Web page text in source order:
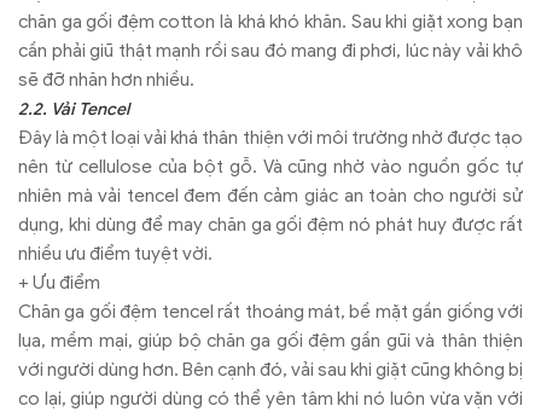
chăn ga gối đệm cotton là khá khó khăn. Sau khi giặt xong bạn
cần phải giũ thật mạnh rồi sau đó mang đi phơi, lúc này vải khô
sẽ đỡ nhăn hơn nhiều.
2.2. Vải Tencel
Đây là một loại vải khá thân thiện với môi trường nhờ được tạo
nên từ cellulose của bột gỗ. Và cũng nhờ vào nguồn gốc tự
nhiên mà vải tencel đem đến cảm giác an toàn cho người sử
dụng, khi dùng để may chăn ga gối đệm nó phát huy được rất
nhiều ưu điểm tuyệt vời.
+ Ưu điểm
Chăn ga gối đệm tencel rất thoáng mát, bề mặt gần giống với
lụa, mềm mại, giúp bộ chăn ga gối đệm gần gũi và thân thiện
với người dùng hơn. Bên cạnh đó, vải sau khi giặt cũng không bị
co lại, giúp người dùng có thể yên tâm khi nó luôn vừa vặn với